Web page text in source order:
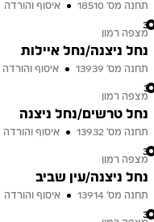
תחנה מס׳ 18510
איסוף והורדה
36
מצפה רמון
נחל ניצנה/נחל איילות
תחנה מס׳ 13939
איסוף והורדה
37
מצפה רמון
נחל טרשים/נחל ניצנה
תחנה מס׳ 13932
איסוף והורדה
38
מצפה רמון
נחל ניצנה/עין שביב
תחנה מס׳ 13914
איסוף והורדה
39